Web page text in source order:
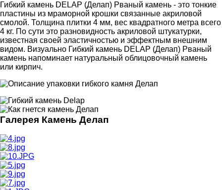
Гибкий камень DELAP (Делап) Рваный камень - это тонкие
пластины из мраморной крошки связанные акриловой
смолой. Толщина плитки 4 мм, вес квадратного метра всего
4 кг. По сути это разновидность акриловой штукатурки,
известная своей эластичностью и эффектным внешним
видом. Визуально Гибкий камень DELAP (Делап) Рваный
камень напоминает натуральный облицовочный камень
или кирпич.
Галерея Камень Делап